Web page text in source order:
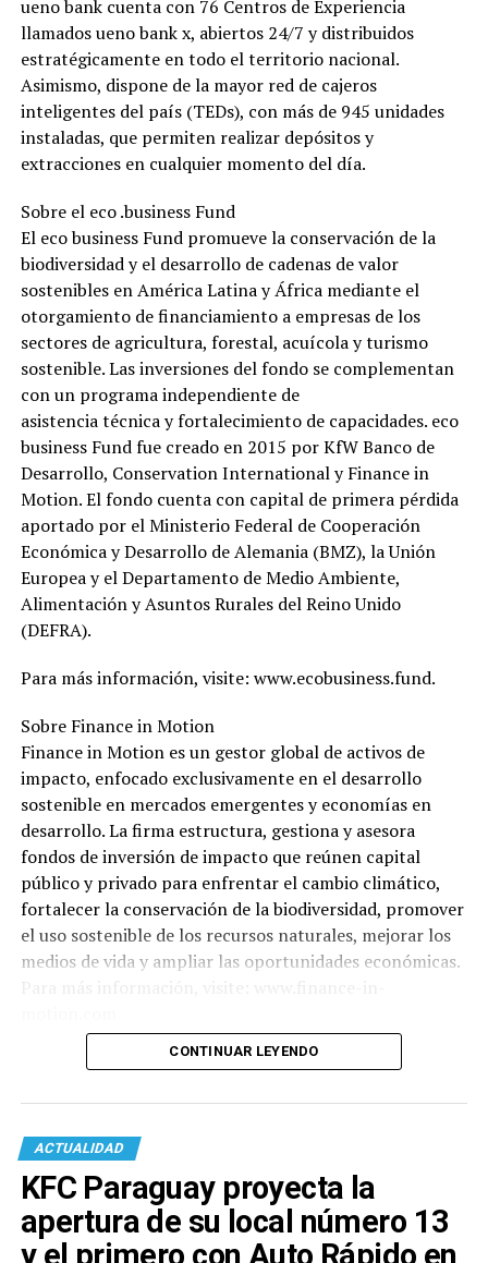
ueno bank cuenta con 76 Centros de Experiencia
llamados ueno bank x, abiertos 24/7 y distribuidos
estratégicamente en todo el territorio nacional.
Asimismo, dispone de la mayor red de cajeros
inteligentes del país (TEDs), con más de 945 unidades
instaladas, que permiten realizar depósitos y
extracciones en cualquier momento del día.
Sobre el eco .business Fund
El eco business Fund promueve la conservación de la
biodiversidad y el desarrollo de cadenas de valor
sostenibles en América Latina y África mediante el
otorgamiento de financiamiento a empresas de los
sectores de agricultura, forestal, acuícola y turismo
sostenible. Las inversiones del fondo se complementan
con un programa independiente de
asistencia técnica y fortalecimiento de capacidades. eco
business Fund fue creado en 2015 por KfW Banco de
Desarrollo, Conservation International y Finance in
Motion. El fondo cuenta con capital de primera pérdida
aportado por el Ministerio Federal de Cooperación
Económica y Desarrollo de Alemania (BMZ), la Unión
Europea y el Departamento de Medio Ambiente,
Alimentación y Asuntos Rurales del Reino Unido
(DEFRA).
Para más información, visite: www.ecobusiness.fund.
Sobre Finance in Motion
Finance in Motion es un gestor global de activos de
impacto, enfocado exclusivamente en el desarrollo
sostenible en mercados emergentes y economías en
desarrollo. La firma estructura, gestiona y asesora
fondos de inversión de impacto que reúnen capital
público y privado para enfrentar el cambio climático,
fortalecer la conservación de la biodiversidad, promover
el uso sostenible de los recursos naturales, mejorar los
medios de vida y ampliar las oportunidades económicas.
CONTINUAR LEYENDO
ACTUALIDAD
KFC Paraguay proyecta la
apertura de su local número 13
y el primero con Auto Rápido en